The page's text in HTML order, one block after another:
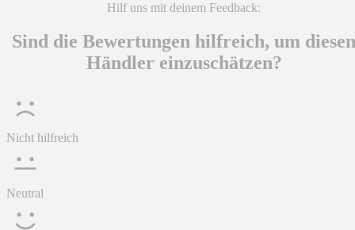
Hilf uns mit deinem Feedback:
Sind die Bewertungen hilfreich, um diesen
Händler einzuschätzen?
Nicht hilfreich
Neutral